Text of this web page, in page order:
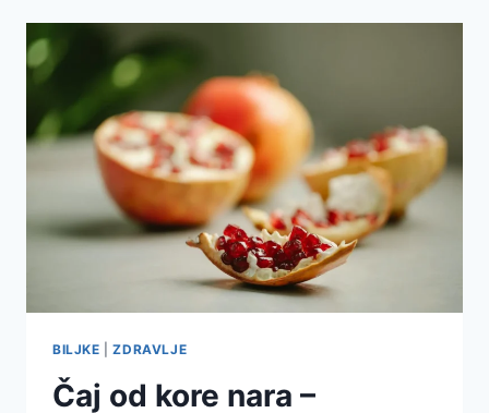
BILJKE |ZDRAVLJE
Čaj od kore nara –